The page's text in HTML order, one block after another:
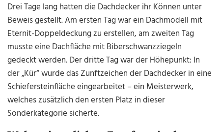
Drei Tage lang hatten die Dachdecker ihr Können unter
Beweis gestellt. Am ersten Tag war ein Dachmodell mit
Eternit-Doppeldeckung zu erstellen, am zweiten Tag
musste eine Dachfläche mit Biberschwanzziegeln
gedeckt werden. Der dritte Tag war der Höhepunkt: In
der „Kür“ wurde das Zunftzeichen der Dachdecker in eine
Schiefersteinfläche eingearbeitet – ein Meisterwerk,
welches zusätzlich den ersten Platz in dieser
Sonderkategorie sicherte.